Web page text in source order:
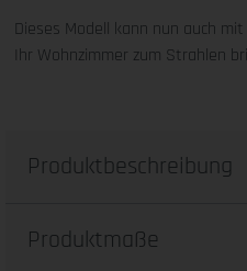
Dieses Modell kann nun auch
Ihr Wohnzimmer zum Strahlen
Produktbeschreibung
Produktmaße